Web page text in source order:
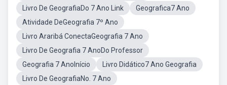
Livro De GeografiaDo 7 Ano Link
Geografica7 Ano
Atividade DeGeografia 7º Ano
Livro Araribá ConectaGeografia 7 Ano
Livro De Geografia 7 AnoDo Professor
Geografia 7 AnoInício
Livro Didático7 Ano Geografia
Livro De GeografiaNo. 7 Ano